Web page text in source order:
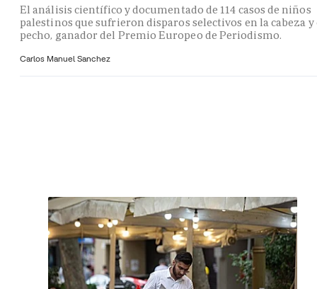
El análisis científico y documentado de 114 casos de niños
palestinos que sufrieron disparos selectivos en la cabeza y
pecho, ganador del Premio Europeo de Periodismo.
Carlos Manuel Sanchez